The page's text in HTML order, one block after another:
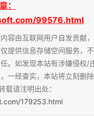
：
99576.html
容由互联网用户自发贡献
提供信息存储空间服务，
。如发现本站有涉嫌侵权/
一经查实，本站将立刻删
载请注明出处：
179253.html